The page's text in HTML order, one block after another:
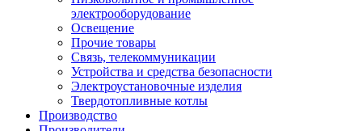
электрооборудование
Освещение
Прочие товары
Связь, телекоммуникации
Устройства и средства безопасности
Электроустановочные изделия
Твердотопливные котлы
Производство